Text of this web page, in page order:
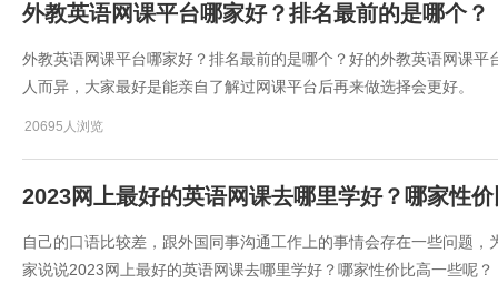
外教英语网课平台哪家好？排名最前的是哪个？
外教英语网课平台哪家好？排名最前的是哪个？好的外教英语网课
人而异，大家最好是能亲自了解过网课平台后再来做选择会更好。
20695人浏览
2023网上最好的英语网课去哪里学好？哪家性
自己的口语比较差，跟外国同事沟通工作上的事情会存在一些问题
家说说2023网上最好的英语网课去哪里学好？哪家性价比高一些呢？